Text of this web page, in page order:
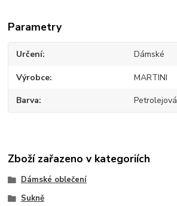
Parametry
Určení Dámské
Výrobce MARTINI
Barva Petrolejová
Zboží zařazeno v kategoriích
Dámské oblečení
Sukně